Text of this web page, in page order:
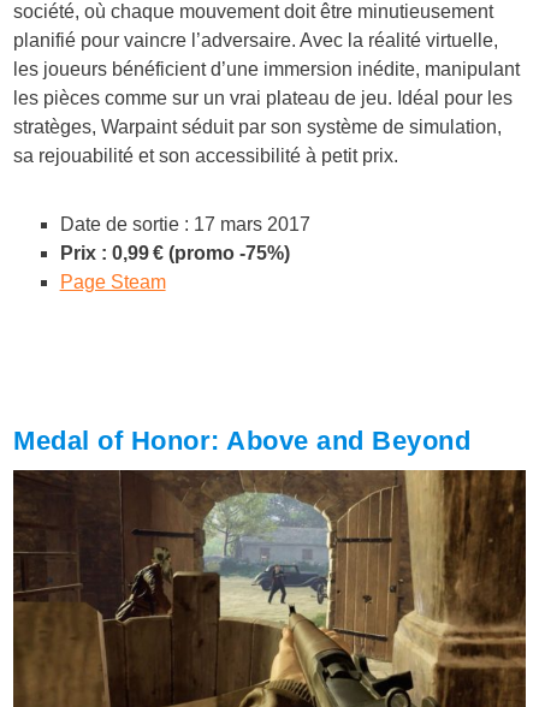
société, où chaque mouvement doit être minutieusement
planifié pour vaincre l’adversaire. Avec la réalité virtuelle,
les joueurs bénéficient d’une immersion inédite, manipulant
les pièces comme sur un vrai plateau de jeu. Idéal pour les
stratèges, Warpaint séduit par son système de simulation,
sa rejouabilité et son accessibilité à petit prix.
Date de sortie : 17 mars 2017
Prix : 0,99 € (promo -75%)
Page Steam
Medal of Honor: Above and Beyond